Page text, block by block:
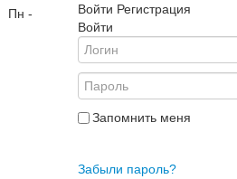
Пн -
Войти Регистрация
Войти
Запомнить меня
Забыли пароль?